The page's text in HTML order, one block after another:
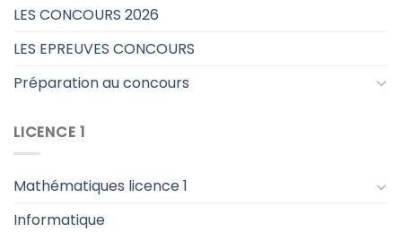
LES CONCOURS 2026
LES EPREUVES CONCOURS
Préparation au concours
LICENCE 1
Mathématiques licence 1
Informatique